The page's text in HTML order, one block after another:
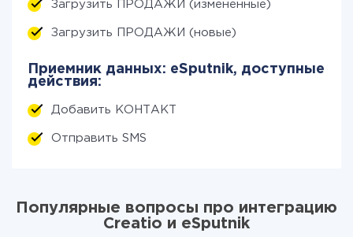
Загрузить ПРОДАЖИ (измененные)
Загрузить ПРОДАЖИ (новые)
Приемник данных: eSputnik, доступные
действия:
Добавить КОНТАКТ
Отправить SMS
Популярные вопросы про интеграцию
Creatio и eSputnik